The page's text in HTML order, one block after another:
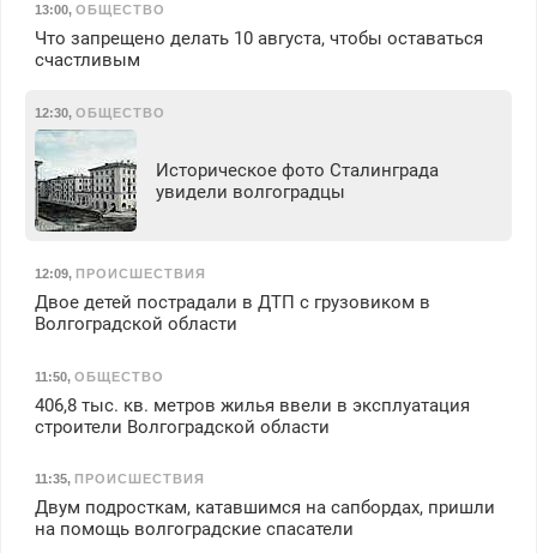
13:00, ОБЩЕСТВО
Что запрещено делать 10 августа, чтобы оставаться
счастливым
12:30, ОБЩЕСТВО
Историческое фото Сталинграда
увидели волгоградцы
12:09, ПРОИСШЕСТВИЯ
Двое детей пострадали в ДТП с грузовиком в
Волгоградской области
11:50, ОБЩЕСТВО
406,8 тыс. кв. метров жилья ввели в эксплуатация
строители Волгоградской области
11:35, ПРОИСШЕСТВИЯ
Двум подросткам, катавшимся на сапбордах, пришли
на помощь волгоградские спасатели